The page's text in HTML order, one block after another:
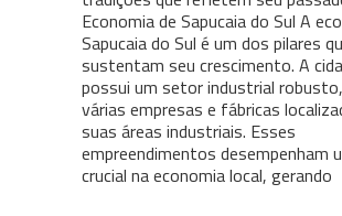
Economia de Sapucaia do Sul A
Sapucaia do Sul é um dos pilares
sustentam seu crescimento. A
possui um setor industrial
várias empresas e fábricas
suas áreas industriais. Esses
empreendimentos desempenham
crucial na economia local, gerando